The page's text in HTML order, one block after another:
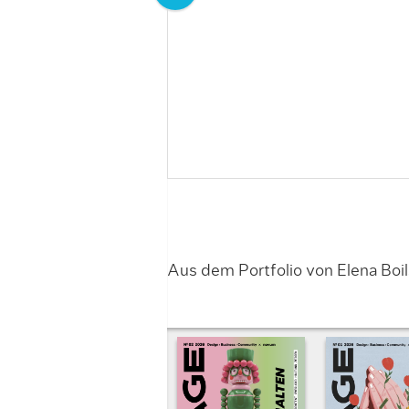
Aus dem Portfolio von Elena